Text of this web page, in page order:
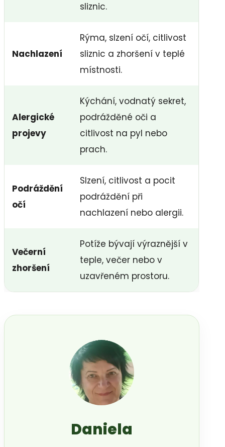
sliznic.
Nachlazení
Rýma, slzení očí, citlivost
sliznic a zhoršení v teplé
místnosti.
Alergické
projevy
Kýchání, vodnatý sekret,
podrážděné oči a
citlivost na pyl nebo
prach.
Podráždění
očí
Slzení, citlivost a pocit
podráždění při
nachlazení nebo alergii.
Večerní
zhoršení
Potíže bývají výraznější v
teple, večer nebo v
uzavřeném prostoru.
Daniela